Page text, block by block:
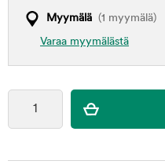
Myymälä (1 myymälä)
Varaa myymälästä